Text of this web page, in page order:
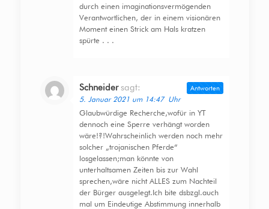
durch einen imaginationsvermögenden
Verantwortlichen, der in einem visionären
Moment einen Strick am Hals kratzen
spürte . . .
Schneider sagt:
5. Januar 2021 um 14:47 Uhr
Glaubwürdige Recherche,wofür in YT
dennoch eine Sperre verhängt worden
wäre!?!Wahrscheinlich werden noch mehr
solcher „trojanischen Pferde“
losgelassen;man könnte von
unterhaltsamen Zeiten bis zur Wahl
sprechen,wäre nicht ALLES zum Nachteil
der Bürger ausgelegt.Ich bite dsbzgl.auch
mal um Eindeutige Abstimmung innerhalb
Antworten